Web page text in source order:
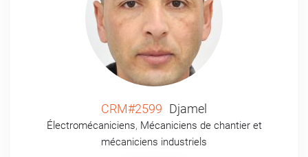
CRM#2599 Djamel
Électromécaniciens, Mécaniciens de chantier et
mécaniciens industriels